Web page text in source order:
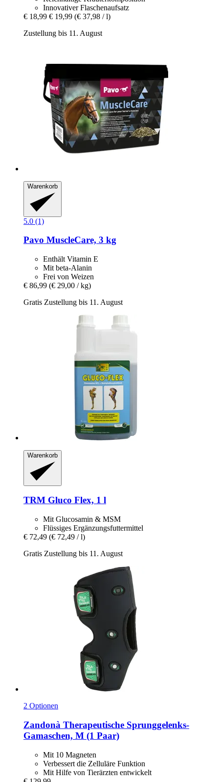
Innovativer Flaschenaufsatz
€ 18,99 € 19,99 (€ 37,98 / l)
Zustellung bis 11. August
Warenkorb
5.0 (1)
Pavo MuscleCare, 3 kg
Enthält Vitamin E
Mit beta-Alanin
Frei von Weizen
€ 86,99 (€ 29,00 / kg)
Gratis Zustellung bis 11. August
Warenkorb
TRM Gluco Flex, 1 l
Mit Glucosamin & MSM
Flüssiges Ergänzungsfuttermittel
€ 72,49 (€ 72,49 / l)
Gratis Zustellung bis 11. August
2 Optionen
Zandonà Therapeutische Sprunggelenks-​
Gamaschen, M (1 Paar)
Mit 10 Magneten
Verbessert die Zelluläre Funktion
Mit Hilfe von Tierärzten entwickelt